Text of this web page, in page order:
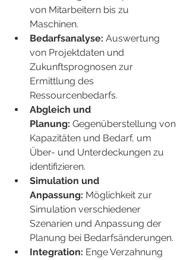
von Mitarbeitern bis zu
Maschinen.
Bedarfsanalyse: Auswertung
von Projektdaten und
Zukunftsprognosen zur
Ermittlung des
Ressourcenbedarfs.
Abgleich und
Planung: Gegenüberstellung von
Kapazitäten und Bedarf, um
Über- und Unterdeckungen zu
identifizieren.
Simulation und
Anpassung: Möglichkeit zur
Simulation verschiedener
Szenarien und Anpassung der
Planung bei Bedarfsänderungen.
Integration: Enge Verzahnung